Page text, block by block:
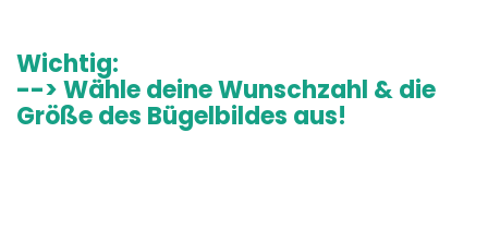
Wichtig:
--> Wähle deine Wunschzahl & die
Größe des Bügelbildes aus!